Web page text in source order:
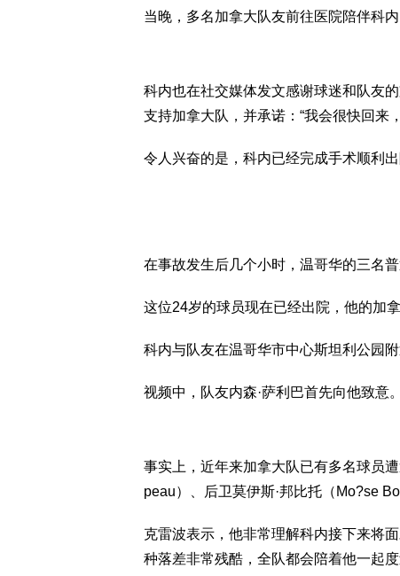
当晚，多名加拿大队友前往医院陪伴科内
科内也在社交媒体发文感谢球迷和队友
支持加拿大队，并承诺：“我会很快回来
令人兴奋的是，科内已经完成手术顺利出
在事故发生后几个小时，温哥华的三名
这位24岁的球员现在已经出院，他的加
科内与队友在温哥华市中心斯坦利公园
视频中，队友内森·萨利巴首先向他致意。
事实上，近年来加拿大队已有多名球员
peau）、后卫莫伊斯·邦比托（Mo?se
克雷波表示，他非常理解科内接下来将
种落差非常残酷，全队都会陪着他一起度